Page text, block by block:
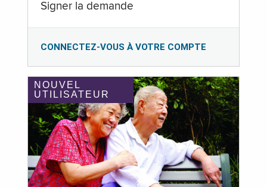
Signer la demande
CONNECTEZ-VOUS À VOTRE COMPTE
NOUVEL
UTILISATEUR